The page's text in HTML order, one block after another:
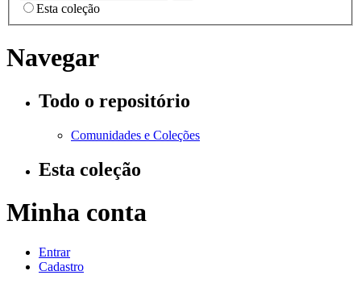
Esta coleção
Navegar
Todo o repositório
Comunidades e Coleções
Esta coleção
Minha conta
Entrar
Cadastro